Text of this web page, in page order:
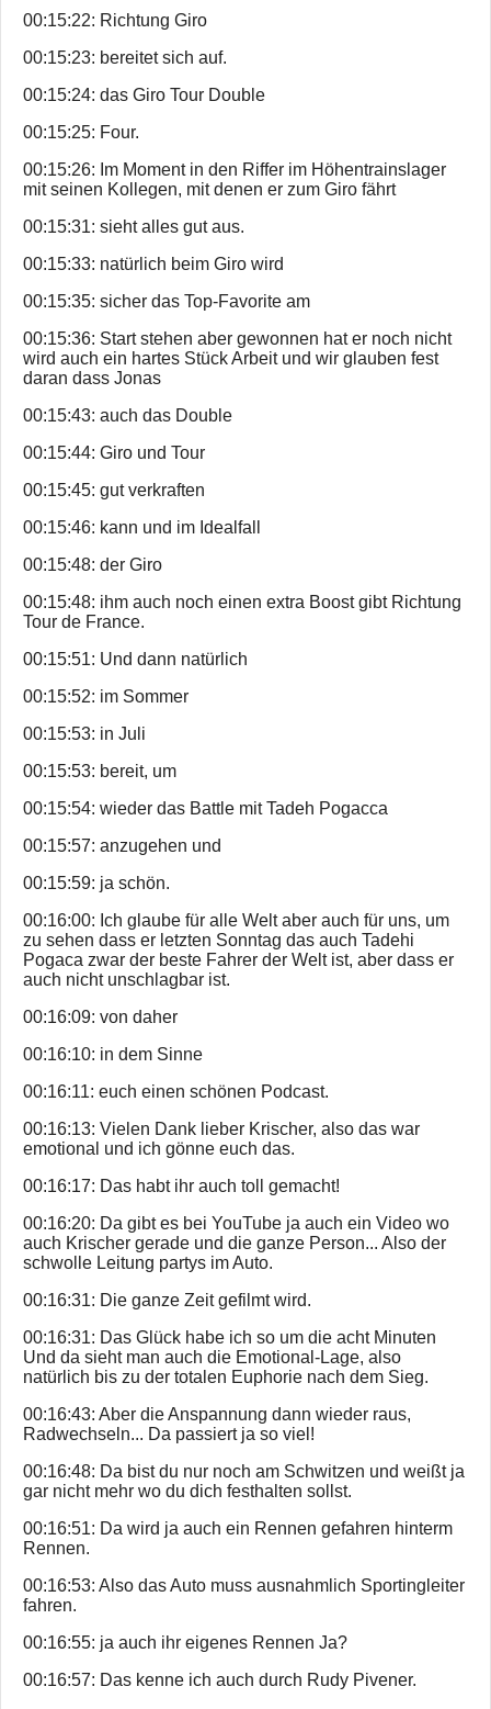
00:15:22: Richtung Giro
00:15:23: bereitet sich auf.
00:15:24: das Giro Tour Double
00:15:25: Four.
00:15:26: Im Moment in den Riffer im Höhentrainslager
mit seinen Kollegen, mit denen er zum Giro fährt
00:15:31: sieht alles gut aus.
00:15:33: natürlich beim Giro wird
00:15:35: sicher das Top-Favorite am
00:15:36: Start stehen aber gewonnen hat er noch nicht
wird auch ein hartes Stück Arbeit und wir glauben fest
daran dass Jonas
00:15:43: auch das Double
00:15:44: Giro und Tour
00:15:45: gut verkraften
00:15:46: kann und im Idealfall
00:15:48: der Giro
00:15:48: ihm auch noch einen extra Boost gibt Richtung
Tour de France.
00:15:51: Und dann natürlich
00:15:52: im Sommer
00:15:53: in Juli
00:15:53: bereit, um
00:15:54: wieder das Battle mit Tadeh Pogacca
00:15:57: anzugehen und
00:15:59: ja schön.
00:16:00: Ich glaube für alle Welt aber auch für uns, um
zu sehen dass er letzten Sonntag das auch Tadehi
Pogaca zwar der beste Fahrer der Welt ist, aber dass er
auch nicht unschlagbar ist.
00:16:09: von daher
00:16:10: in dem Sinne
00:16:11: euch einen schönen Podcast.
00:16:13: Vielen Dank lieber Krischer, also das war
emotional und ich gönne euch das.
00:16:17: Das habt ihr auch toll gemacht!
00:16:20: Da gibt es bei YouTube ja auch ein Video wo
auch Krischer gerade und die ganze Person... Also der
schwolle Leitung partys im Auto.
00:16:31: Die ganze Zeit gefilmt wird.
00:16:31: Das Glück habe ich so um die acht Minuten
Und da sieht man auch die Emotional-Lage, also
natürlich bis zu der totalen Euphorie nach dem Sieg.
00:16:43: Aber die Anspannung dann wieder raus,
Radwechseln... Da passiert ja so viel!
00:16:48: Da bist du nur noch am Schwitzen und weißt ja
gar nicht mehr wo du dich festhalten sollst.
00:16:51: Da wird ja auch ein Rennen gefahren hinterm
Rennen.
00:16:53: Also das Auto muss ausnahmlich Sportingleiter
fahren.
00:16:55: ja auch ihr eigenes Rennen Ja?
00:16:57: Das kenne ich auch durch Rudy Pivener.